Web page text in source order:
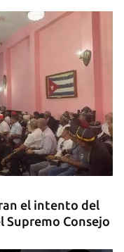
el intento del
Supremo Consejo